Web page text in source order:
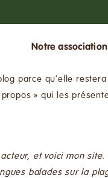
Notre association
parce qu’elle
» qui les
et voici mon
balades sur la